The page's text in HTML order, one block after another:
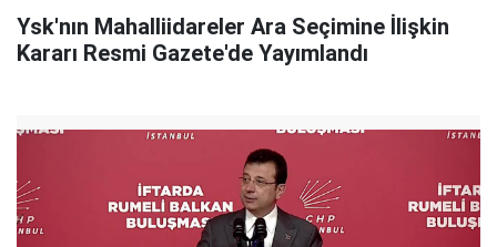
Ysk'nın Mahalliidareler Ara Seçimine İlişkin
Kararı Resmi Gazete'de Yayımlandı